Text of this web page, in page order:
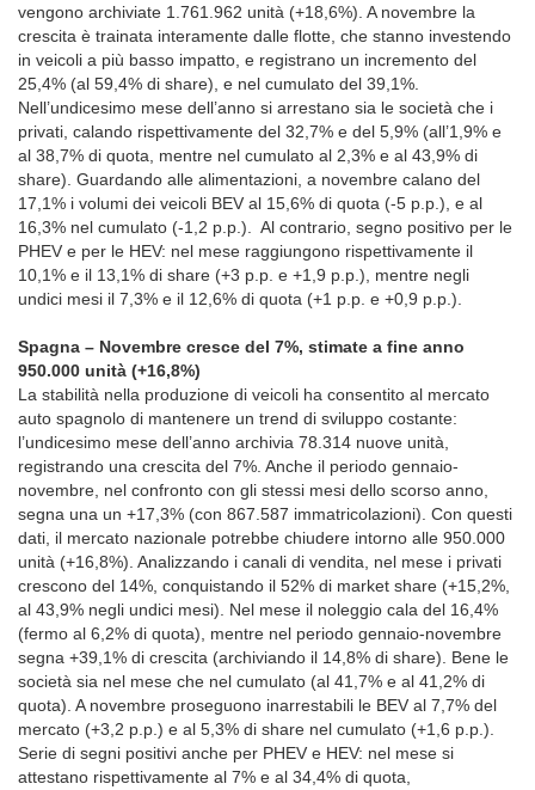
vengono archiviate 1.761.962 unità (+18,6%). A novembre la
crescita è trainata interamente dalle flotte, che stanno investendo
in veicoli a più basso impatto, e registrano un incremento del
25,4% (al 59,4% di share), e nel cumulato del 39,1%.
Nell’undicesimo mese dell’anno si arrestano sia le società che i
privati, calando rispettivamente del 32,7% e del 5,9% (all’1,9% e
al 38,7% di quota, mentre nel cumulato al 2,3% e al 43,9% di
share). Guardando alle alimentazioni, a novembre calano del
17,1% i volumi dei veicoli BEV al 15,6% di quota (-5 p.p.), e al
16,3% nel cumulato (-1,2 p.p.). Al contrario, segno positivo per le
PHEV e per le HEV: nel mese raggiungono rispettivamente il
10,1% e il 13,1% di share (+3 p.p. e +1,9 p.p.), mentre negli
undici mesi il 7,3% e il 12,6% di quota (+1 p.p. e +0,9 p.p.).
Spagna – Novembre cresce del 7%, stimate a fine anno
950.000 unità (+16,8%)
La stabilità nella produzione di veicoli ha consentito al mercato
auto spagnolo di mantenere un trend di sviluppo costante:
l’undicesimo mese dell’anno archivia 78.314 nuove unità,
registrando una crescita del 7%. Anche il periodo gennaio-
novembre, nel confronto con gli stessi mesi dello scorso anno,
segna una un +17,3% (con 867.587 immatricolazioni). Con questi
dati, il mercato nazionale potrebbe chiudere intorno alle 950.000
unità (+16,8%). Analizzando i canali di vendita, nel mese i privati
crescono del 14%, conquistando il 52% di market share (+15,2%,
al 43,9% negli undici mesi). Nel mese il noleggio cala del 16,4%
(fermo al 6,2% di quota), mentre nel periodo gennaio-novembre
segna +39,1% di crescita (archiviando il 14,8% di share). Bene le
società sia nel mese che nel cumulato (al 41,7% e al 41,2% di
quota). A novembre proseguono inarrestabili le BEV al 7,7% del
mercato (+3,2 p.p.) e al 5,3% di share nel cumulato (+1,6 p.p.).
Serie di segni positivi anche per PHEV e HEV: nel mese si
attestano rispettivamente al 7% e al 34,4% di quota,